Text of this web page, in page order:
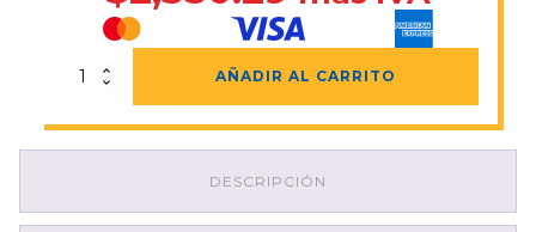
Contenedor
RUDO-
Rojo
AÑADIR AL CARRITO
DESCRIPCIÓN